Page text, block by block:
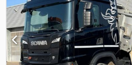
kondicionavimas, priešrūkiniai
varančiųjų ratų pavara,